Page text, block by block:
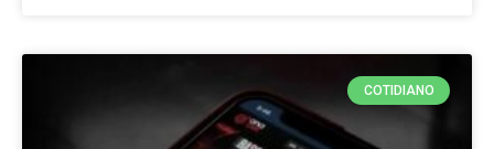
COTIDIANO